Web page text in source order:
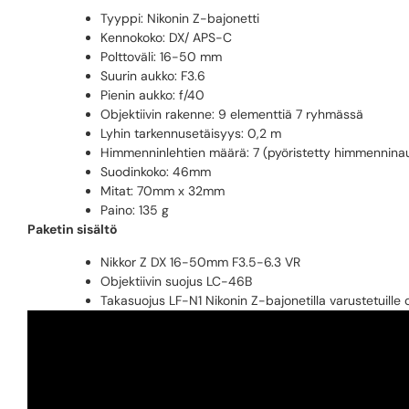
Tyyppi: Nikonin Z-bajonetti
Kennokoko: DX/ APS-C
Polttoväli: 16-50 mm
Suurin aukko: F3.6
Pienin aukko: f/40
Objektiivin rakenne: 9 elementtiä 7 ryhmässä
Lyhin tarkennusetäisyys: 0,2 m
Himmenninlehtien määrä: 7 (pyöristetty
Suodinkoko: 46mm
Mitat: 70mm x 32mm
Paino: 135 g
Paketin sisältö
Nikkor Z DX 16-50mm F3.5-6.3 VR
Objektiivin suojus LC-46B
Takasuojus LF-N1 Nikonin Z-bajonetilla varustetuille